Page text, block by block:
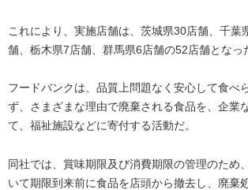
これにより、実施店舗は、茨城県30店舗、千葉
舗、栃木県7店舗、群馬県6店舗の52店舗となっ
フードバンクは、品質上問題なく安心して食べ
ず、さまざまな理由で廃棄される食品を、企業
て、福祉施設などに寄付する活動だ。
同社では、賞味期限及び消費期限の管理のため
いて期限到来前に食品を店頭から撤去し、廃棄